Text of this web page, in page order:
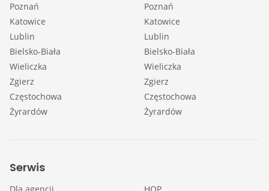
Poznań
Katowice
Lublin
Bielsko-Biała
Wieliczka
Zgierz
Częstochowa
Żyrardów
Poznań
Katowice
Lublin
Bielsko-Biała
Wieliczka
Zgierz
Częstochowa
Żyrardów
Serwis